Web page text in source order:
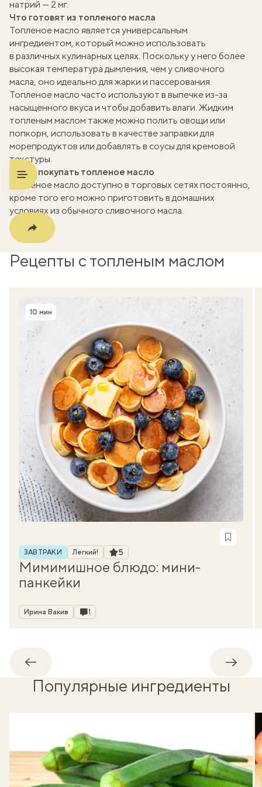
натрий — 2 мг.
Что готовят из топленого масла
Топленое масло является универсальным
ингредиентом, который можно использовать
в различных кулинарных целях. Поскольку у него более
высокая температура дымления, чем у сливочного
масла, оно идеально для жарки и пассерования.
Топленое масло часто используют в выпечке из-за
насыщенного вкуса и чтобы добавить влаги. Жидким
топленым маслом также можно полить овощи или
попкорн, использовать в качестве заправки для
морепродуктов или добавлять в соусы для кремовой
текстуры.
Когда покупать топленое масло
Топленое масло доступно в торговых сетях постоянно,
кроме того его можно приготовить в домашних
условиях из обычного сливочного масла.
Рецепты с топленым маслом
Время приготовления
10 мин
Рубрика
ЗАВТРАКИ Легкий! Рейтинг
5
Мимимишное блюдо: мини-
панкейки
Автор
Ирина Вакив Комментарии
1
Обратно
Популярные ингредиенты